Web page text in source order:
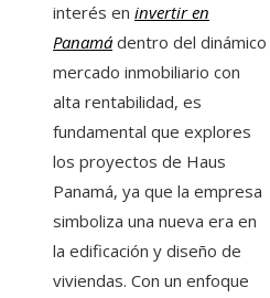
interés en invertir en
Panamá dentro del dinámico
mercado inmobiliario con
alta rentabilidad, es
fundamental que explores
los proyectos de Haus
Panamá, ya que la empresa
simboliza una nueva era en
la edificación y diseño de
viviendas. Con un enfoque